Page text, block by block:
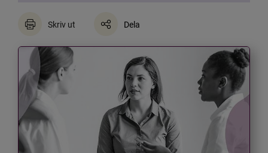
Skriv ut Dela